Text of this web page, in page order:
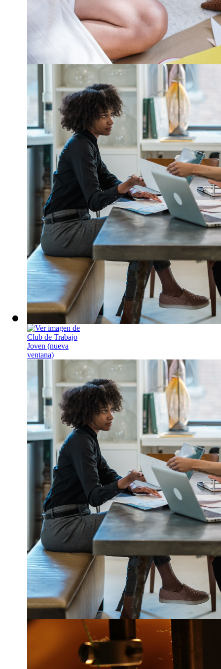
!INSCRÍBETE!
Club de
Espacio grupal
Lunes, 28 de
Sesión grupal
estrategias para
!INSCRÍBETE!